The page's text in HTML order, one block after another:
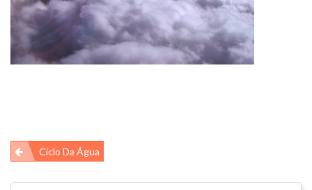
Navegação
de
Ciclo Da Água